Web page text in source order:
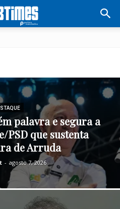
palavra e segura a
PSD que sustenta
de Arruda
- agosto 7, 2026